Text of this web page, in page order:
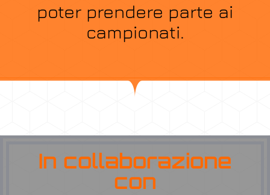
poter prendere parte ai
campionati.
In collaborazione
con